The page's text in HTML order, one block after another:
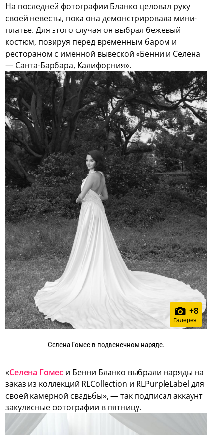
На последней фотографии Бланко целовал руку
своей невесты, пока она демонстрировала мини-
платье. Для этого случая он выбрал бежевый
костюм, позируя перед временным баром и
рестораном с именной вывеской «Бенни и Селена
— Санта-Барбара, Калифорния».
+8
Галерея
Селена Гомес в подвенечном наряде.
«Селена Гомес и Бенни Бланко выбрали наряды на
заказ из коллекций RLCollection и RLPurpleLabel для
своей камерной свадьбы», — так подписал аккаунт
закулисные фотографии в пятницу.